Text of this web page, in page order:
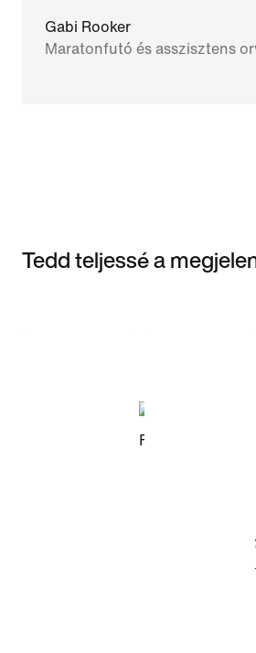
Gabi Rooker
Maratonfutó és asszisztens
Tedd teljessé a